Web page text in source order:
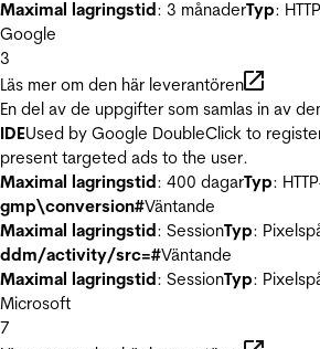
Maximal lagringstid: 3 månaderTyp:
Google
3
Läs mer om den här leverantören
En del av de uppgifter som samlas in av
IDEUsed by Google DoubleClick to
present targeted ads to the user.
Maximal lagringstid: 400 dagarTyp:
gmp\conversion#Väntande
Maximal lagringstid: SessionTyp:
ddm/activity/src=#Väntande
Maximal lagringstid: SessionTyp:
Microsoft
7